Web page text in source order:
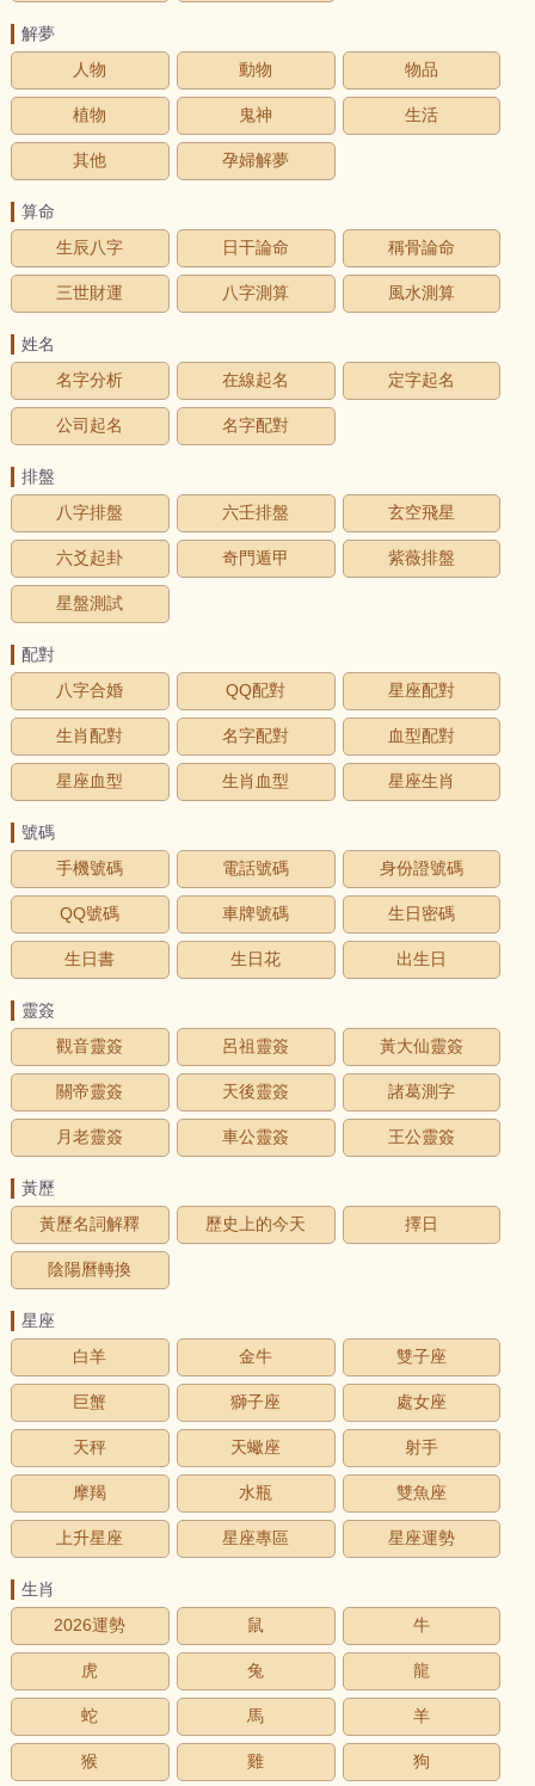
解夢
人物
動物 物品
植物 鬼神 生活
其他 孕婦解夢
算命
生辰八字
日干論命 稱骨論命
三世財運 八字測算 風水測算
姓名
名字分析
在線起名 定字起名
公司起名 名字配對
排盤
八字排盤
六壬排盤 玄空飛星
六爻起卦 奇門遁甲 紫薇排盤
星盤測試
配對
八字合婚
QQ配對 星座配對
生肖配對 名字配對 血型配對
星座血型 生肖血型 星座生肖
號碼
手機號碼
電話號碼 身份證號碼
QQ號碼 車牌號碼 生日密碼
生日書 生日花 出生日
靈簽
觀音靈簽
呂祖靈簽 黃大仙靈簽
關帝靈簽 天後靈簽 諸葛測字
月老靈簽 車公靈簽 王公靈簽
黃歷
黃歷名詞解釋
歷史上的今天 擇日
陰陽曆轉換
星座
白羊
金牛 雙子座
巨蟹 獅子座 處女座
天秤 天蠍座 射手
摩羯 水瓶 雙魚座
上升星座 星座專區 星座運勢
生肖
2026運勢
鼠 牛
虎 兔 龍
蛇 馬 羊
猴 雞 狗